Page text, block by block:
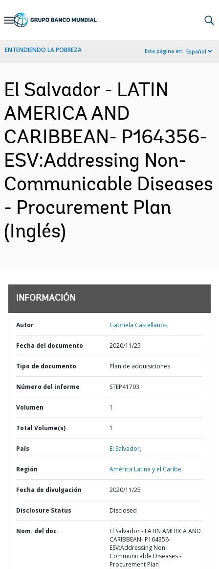
Skip
Navigation
ENTENDIENDO LA POBREZA Esta página en: Español
El Salvador - LATIN
AMERICA AND
CARIBBEAN- P164356-
ESV:Addressing Non-
Communicable Diseases
- Procurement Plan
(Inglés)
INFORMACIÓN
Autor Gabriela Castellanos;
Fecha del documento 2020/11/25
Tipo de documento Plan de adquisiciones
Número del informe STEP41703
Volumen 1
Total Volume(s) 1
País El Salvador,
Región América Latina y el Caribe,
Fecha de divulgación 2020/11/25
Disclosure Status Disclosed
Nom. del doc.
El Salvador - LATIN AMERICA AND
CARIBBEAN- P164356-
ESV:Addressing Non-
Communicable Diseases -
Procurement Plan